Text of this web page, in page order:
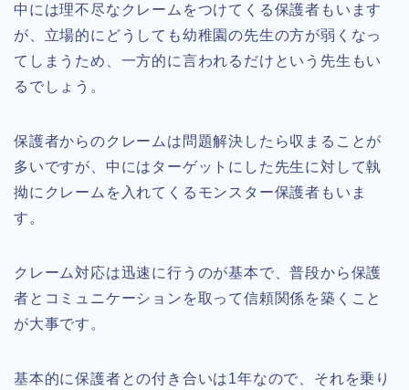
中には理不尽なクレームをつけてくる保護者もいます
が、立場的にどうしても幼稚園の先生の方が弱くなっ
てしまうため、一方的に言われるだけという先生もい
るでしょう。
保護者からのクレームは問題解決したら収まることが
多いですが、中にはターゲットにした先生に対して執
拗にクレームを入れてくるモンスター保護者もいま
す。
クレーム対応は迅速に行うのが基本で、普段から保護
者とコミュニケーションを取って信頼関係を築くこと
が大事です。
基本的に保護者との付き合いは1年なので、それを乗り